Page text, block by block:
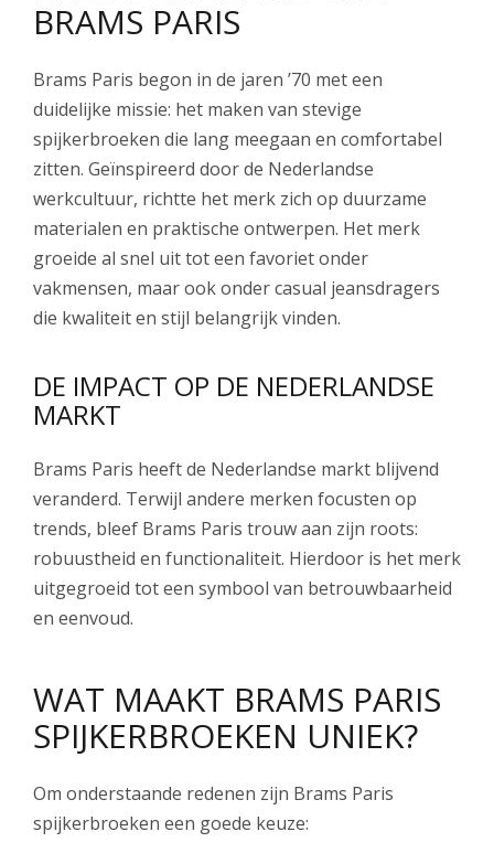
BRAMS PARIS
Brams Paris begon in de jaren ’70 met een
duidelijke missie: het maken van stevige
spijkerbroeken die lang meegaan en comfortabel
zitten. Geïnspireerd door de Nederlandse
werkcultuur, richtte het merk zich op duurzame
materialen en praktische ontwerpen. Het merk
groeide al snel uit tot een favoriet onder
vakmensen, maar ook onder casual jeansdragers
die kwaliteit en stijl belangrijk vinden.
DE IMPACT OP DE NEDERLANDSE
MARKT
Brams Paris heeft de Nederlandse markt blijvend
veranderd. Terwijl andere merken focusten op
trends, bleef Brams Paris trouw aan zijn roots:
robuustheid en functionaliteit. Hierdoor is het merk
uitgegroeid tot een symbool van betrouwbaarheid
en eenvoud.
WAT MAAKT BRAMS PARIS
SPIJKERBROEKEN UNIEK?
Om onderstaande redenen zijn Brams Paris
spijkerbroeken een goede keuze: